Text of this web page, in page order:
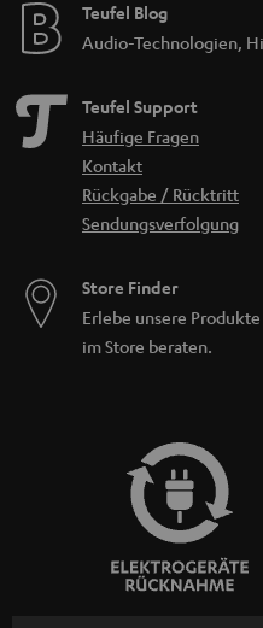
Teufel Blog
Audio-Technologien,
Teufel Support
Häufige Fragen
Kontakt
Rückgabe / Rücktritt
Sendungsverfolgung
Store Finder
Erlebe unsere
im Store beraten.